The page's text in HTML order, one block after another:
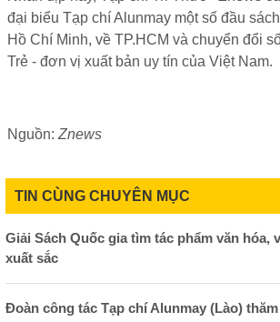
đại biểu Tạp chí Alunmay một số đầu
Hồ Chí Minh, về TP.HCM và chuyển đổi
Trẻ - đơn vị xuất bản uy tín của Việt Nam.
Nguồn: Znews
TIN CÙNG CHUYÊN MỤC
Giải Sách Quốc gia tìm tác phẩm văn hóa,
xuất sắc
Đoàn công tác Tạp chí Alunmay (Lào)